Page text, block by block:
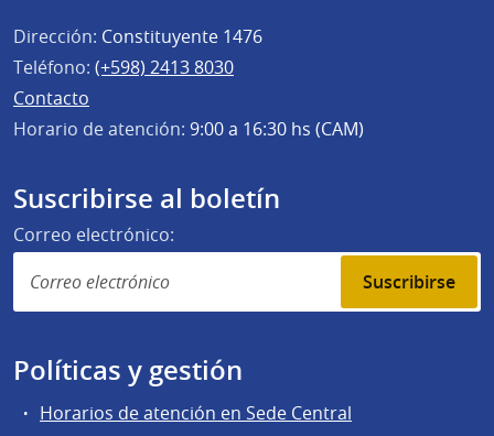
Dirección: Constituyente 1476
Teléfono: (+598) 2413 8030
Contacto
Horario de atención: 9:00 a 16:30 hs (CAM)
Suscribirse al boletín
Correo electrónico:
Suscribirse
Políticas y gestión
Horarios de atención en Sede Central